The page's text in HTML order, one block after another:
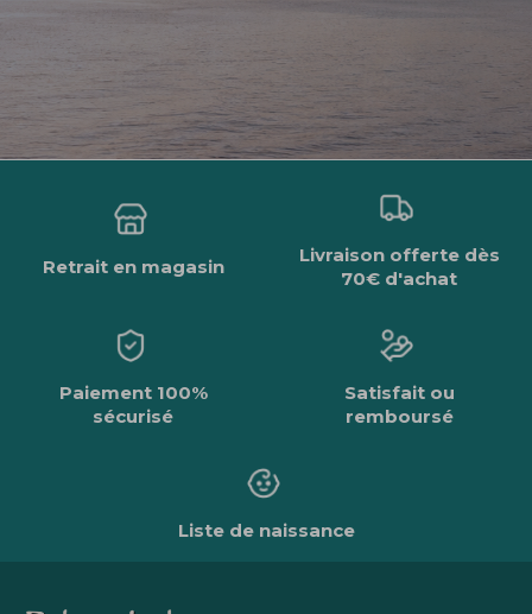
Retrait en magasin
Livraison offerte dès
70€ d'achat
Paiement 100%
sécurisé
Satisfait ou
remboursé
Liste de naissance